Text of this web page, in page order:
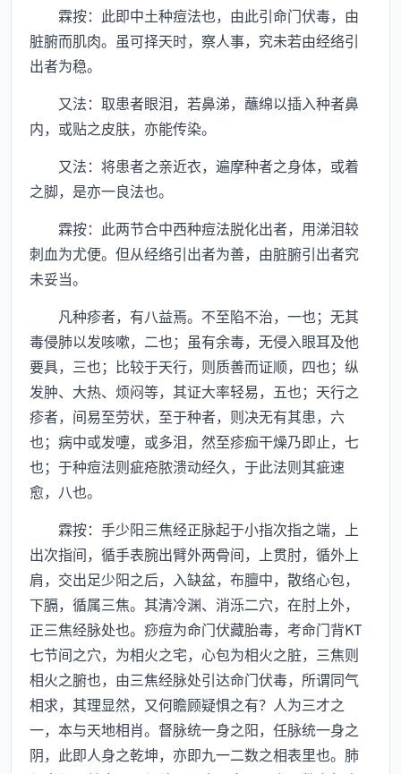
霖按：此即中土种痘法也，由此引命门伏毒，由
脏腑而肌肉。虽可择天时，察人事，究未若由经络引
出者为稳。
又法：取患者眼泪，若鼻涕，蘸绵以插入种者鼻
内，或贴之皮肤，亦能传染。
又法：将患者之亲近衣，遍摩种者之身体，或着
之脚，是亦一良法也。
霖按：此两节合中西种痘法脱化出者，用涕泪较
刺血为尤便。但从经络引出者为善，由脏腑引出者究
未妥当。
凡种疹者，有八益焉。不至陷不治，一也；无其
毒侵肺以发咳嗽，二也；虽有余毒，无侵入眼耳及他
要具，三也；比较于天行，则质善而证顺，四也；纵
发肿、大热、烦闷等，其证大率轻易，五也；天行之
疹者，间易至劳状，至于种者，则决无有其患，六
也；病中或发嚏，或多泪，然至疹痂干燥乃即止，七
也；于种痘法则疵疮脓溃动经久，于此法则其疵速
愈，八也。
霖按：手少阳三焦经正脉起于小指次指之端，上
出次指间，循手表腕出臂外两骨间，上贯肘，循外上
肩，交出足少阳之后，入缺盆，布膻中，散络心包，
下膈，循属三焦。其清冷渊、消泺二穴，在肘上外，
正三焦经脉处也。痧痘为命门伏藏胎毒，考命门背KT
七节间之穴，为相火之宅，心包为相火之脏，三焦则
相火之腑也，由三焦经脉处引达命门伏毒，所谓同气
相求，其理显然，又何瞻顾疑惧之有？人为三才之
一，本与天地相肖。督脉统一身之阳，任脉统一身之
阴，此即人身之乾坤，亦即九一二数之相表里也。肺